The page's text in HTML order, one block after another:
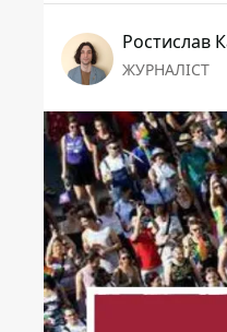
Ростислав
ЖУРНАЛІСТ